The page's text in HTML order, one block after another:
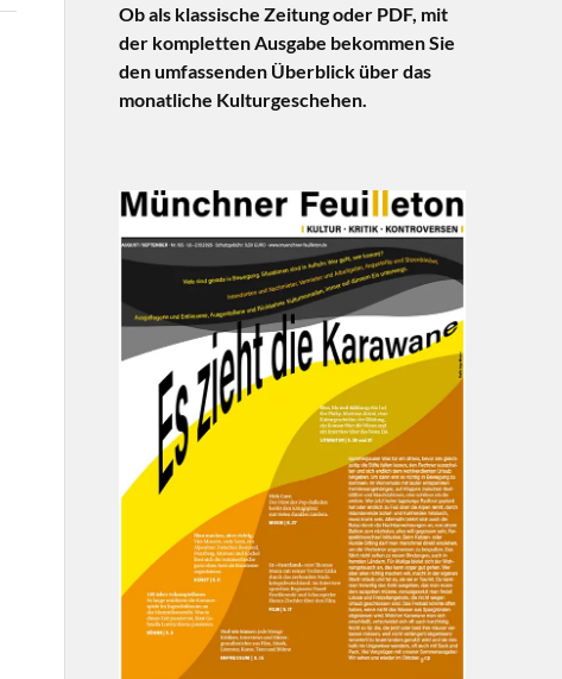
Ob als klassische Zeitung oder PDF, mit
der kompletten Ausgabe bekommen Sie
den umfassenden Überblick über das
monatliche Kulturgeschehen.